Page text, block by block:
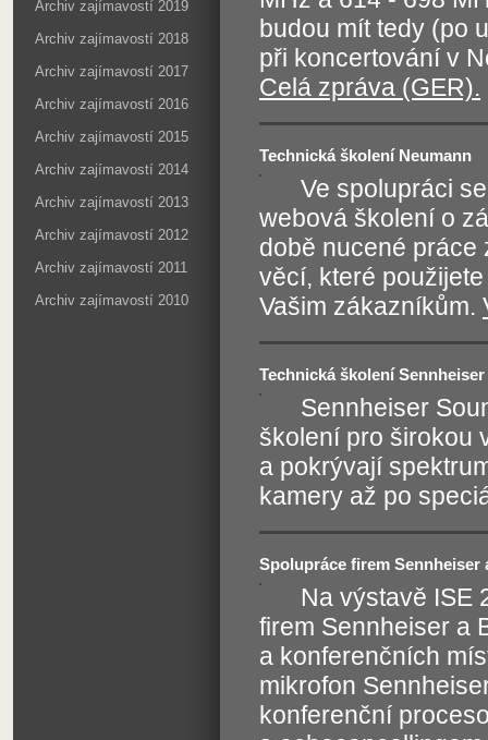
Archiv zajímavostí 2019
Archiv zajímavostí 2018
Archiv zajímavostí 2017
Archiv zajímavostí 2016
Archiv zajímavostí 2015
Archiv zajímavostí 2014
Archiv zajímavostí 2013
Archiv zajímavostí 2012
Archiv zajímavostí 2011
Archiv zajímavostí 2010
budou mít tedy (po
při koncertování v
Celá zpráva (GER).
Technická školení Neumann
Ve spolupráci
webová školení o
době nucené práce
věcí, které
Vašim zákazníkům.
Technická školení Sennheiser
Sennheiser
školení pro širokou
a pokrývají
kamery až po
Spolupráce firem Sennheiser
Na výstavě ISE
firem Sennheiser a
a konferenčních
mikrofon
konferenční